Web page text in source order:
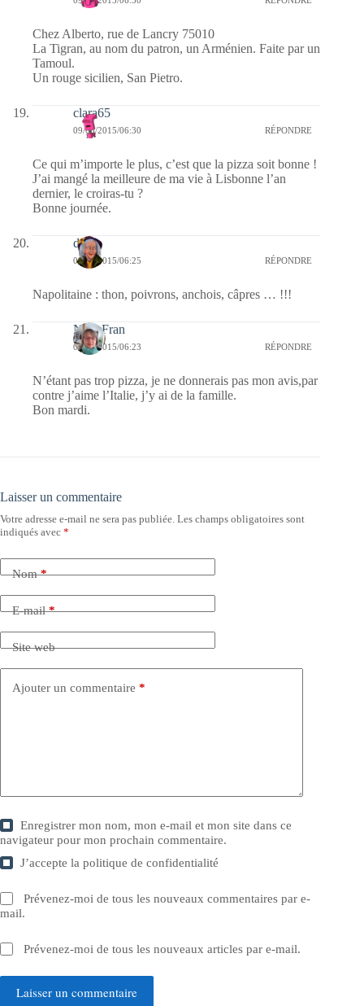
Chez Alberto, rue de Lancry 75010
La Tigran, au nom du patron, un Arménien. Faite par un
Tamoul.
Un rouge sicilien, San Pietro.
clara65
09/06/2015/06:30 RÉPONDRE
Ce qui m’importe le plus, c’est que la pizza soit bonne !
J’ai mangé la meilleure de ma vie à Lisbonne l’an
dernier, le croiras-tu ?
Bonne journée.
dom
09/06/2015/06:25 RÉPONDRE
Napolitaine : thon, poivrons, anchois, câpres … !!!
NanyFran
09/06/2015/06:23 RÉPONDRE
N’étant pas trop pizza, je ne donnerais pas mon avis,par
contre j’aime l’Italie, j’y ai de la famille.
Bon mardi.
Laisser un commentaire
Votre adresse e-mail ne sera pas publiée. Les champs obligatoires sont
indiqués avec *
Nom*
E-mail*
Site web
Ajouter un commentaire *
Enregistrer mon nom, mon e-mail et mon site dans ce
navigateur pour mon prochain commentaire.
J’accepte lapolitique de confidentialité
Prévenez-moi de tous les nouveaux commentaires par e-
mail.
Prévenez-moi de tous les nouveaux articles par e-mail.
Laisser un commentaire